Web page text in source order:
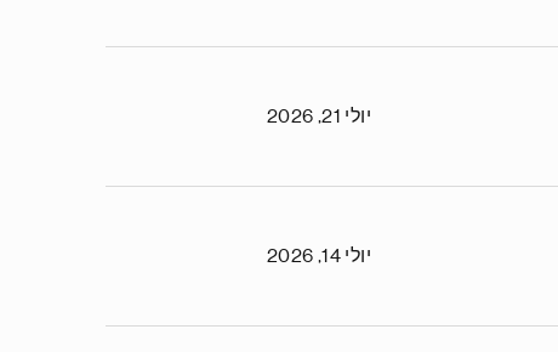
יולי 21, 2026
יולי 14, 2026